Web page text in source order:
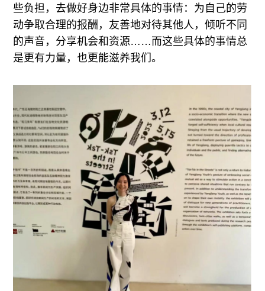
些负担，去做好身边非常具体的事情：为自己的劳
动争取合理的报酬，友善地对待其他人，倾听不同
的声音，分享机会和资源……而这些具体的事情总
是更有力量，也更能滋养我们。